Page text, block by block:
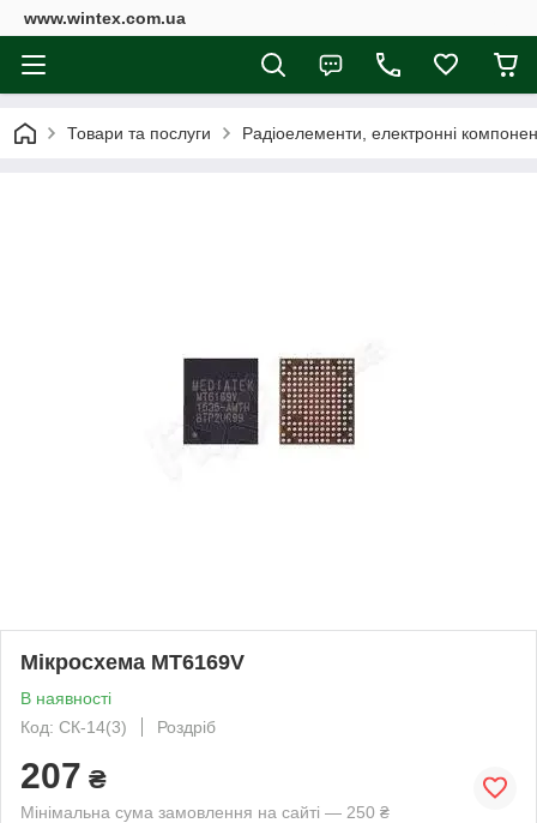
www.wintex.com.ua
Товари та послуги Радіоелементи, електронні
Мікросхема MT6169V
В наявності
Код: СК-14(3)
Роздріб
207 ₴
Мінімальна сума замовлення на сайті — 250 ₴